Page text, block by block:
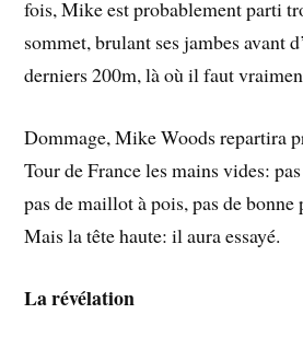
fois, Mike est probablement parti
sommet, brulant ses jambes avant
derniers 200m, là où il faut
Dommage, Mike Woods repartira
Tour de France les mains vides:
pas de maillot à pois, pas de bonne
Mais la tête haute: il aura essayé.
La révélation